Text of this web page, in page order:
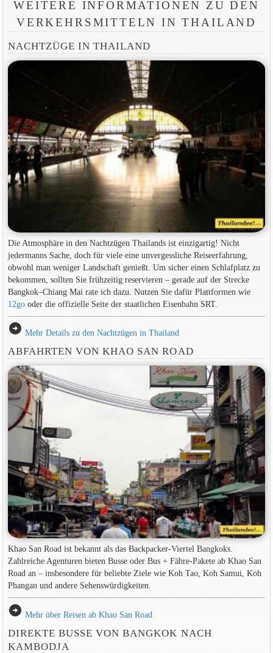
WEITERE INFORMATIONEN ZU DEN
VERKEHRSMITTELN IN THAILAND
NACHTZÜGE IN THAILAND
Die Atmosphäre in den Nachtzügen Thailands ist einzigartig! Nicht
jedermanns Sache, doch für viele eine unvergessliche Reiseerfahrung,
obwohl man weniger Landschaft genießt. Um sicher einen Schlafplatz zu
bekommen, sollten Sie frühzeitig reservieren – gerade auf der Strecke
Bangkok–Chiang Mai rate ich dazu. Nutzen Sie dafür Plattformen wie
12gooder die offizielle Seite der staatlichen Eisenbahn SRT.
arrow_circle_right Mehr Details zu den Nachtzügen in Thailand
ABFAHRTEN VON KHAO SAN ROAD
Khao San Road ist bekannt als das Backpacker-Viertel Bangkoks.
Zahlreiche Agenturen bieten Busse oder Bus + Fähre-Pakete ab Khao San
Road an – insbesondere für beliebte Ziele wie Koh Tao, Koh Samui, Koh
Phangan und andere Sehenswürdigkeiten.
arrow_circle_right Mehr über Reisen ab Khao San Road
DIREKTE BUSSE VON BANGKOK NACH
KAMBODJA